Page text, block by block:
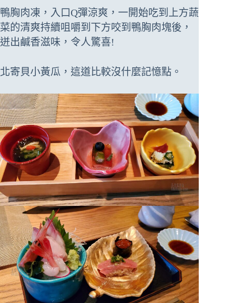
鴨胸肉凍，入口Q彈涼爽，一開始吃到上方蔬
菜的清爽持續咀嚼到下方咬到鴨胸肉塊後，
迸出鹹香滋味，令人驚喜!
北寄貝小黃瓜，這道比較沒什麼記憶點。